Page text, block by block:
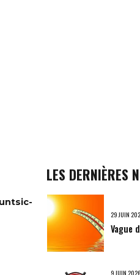
LES DERNIÈRES
29 JUIN
Vague
9 JUIN 2026